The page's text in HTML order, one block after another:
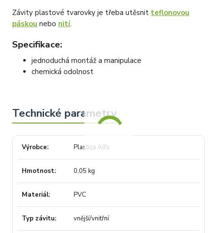
Závity plastové tvarovky je třeba utěsnit teflonovou
páskou nebo nití.
Specifikace:
jednoduchá montáž a manipulace
chemická odolnost
Výrobce Plastica Alfa
Hmotnost 0,05 kg
Materiál PVC
Typ závitu vnější/vnitřní